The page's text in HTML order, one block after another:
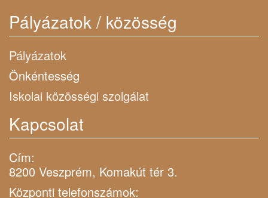
Pályázatok / közösség
Pályázatok
Önkéntesség
Iskolai közösségi szolgálat
Kapcsolat
Cím:
8200 Veszprém, Komakút tér 3.
Központi telefonszámok: